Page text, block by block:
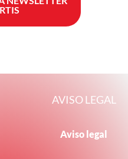
AVISO LEGAL
Aviso legal